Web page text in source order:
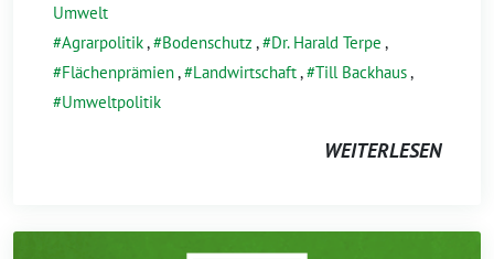
Umwelt
Agrarpolitik, Bodenschutz , Dr. Harald Terpe ,
Flächenprämien, Landwirtschaft, Till Backhaus,
Umweltpolitik
WEITERLESEN